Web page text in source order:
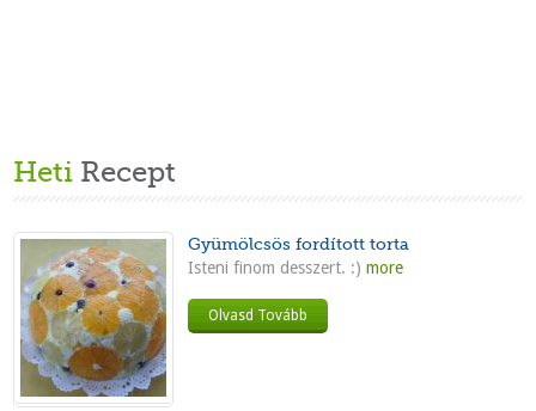
Heti Recept
Gyümölcsös fordított torta
Isteni finom desszert. :) more
Olvasd Tovább